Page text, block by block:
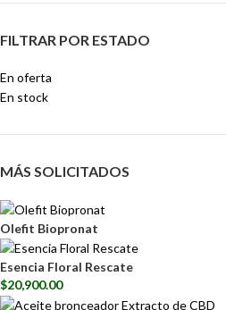
FILTRAR POR ESTADO
En oferta
En stock
MÁS SOLICITADOS
Olefit Biopronat
Esencia Floral Rescate
$20,900.00